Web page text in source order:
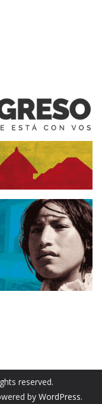
reserved.
by WordPress.